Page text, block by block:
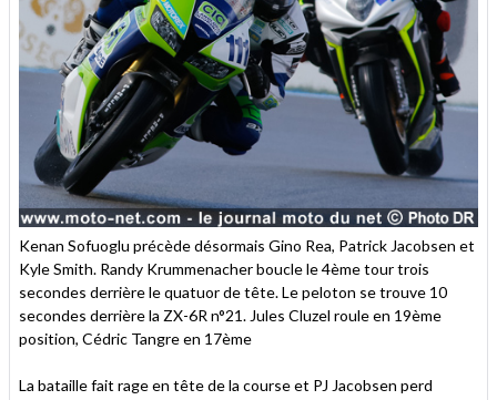
Kenan Sofuoglu précède désormais Gino Rea, Patrick Jacobsen et
Kyle Smith. Randy Krummenacher boucle le 4ème tour trois
secondes derrière le quatuor de tête. Le peloton se trouve 10
secondes derrière la ZX-6R n°21. Jules Cluzel roule en 19ème
position, Cédric Tangre en 17ème
La bataille fait rage en tête de la course et PJ Jacobsen perd